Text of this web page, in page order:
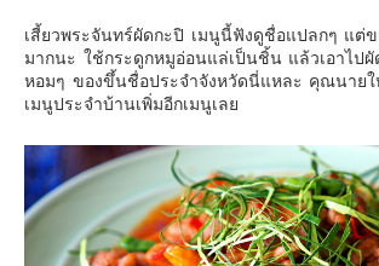
เสี้ยวพระจันทร์ผัดกะปิ เมนูนี้ฟังดูชื่อแปลกๆ แต่ข
มากนะ ใช้กระดูกหมูอ่อนแล่เป็นชิ้น แล้วเอาไป
หอมๆ ของขึ้นชื่อประจำจังหวัดนี่แหละ คุณนาย
เมนูประจำบ้านเพิ่มอีกเมนูเลย